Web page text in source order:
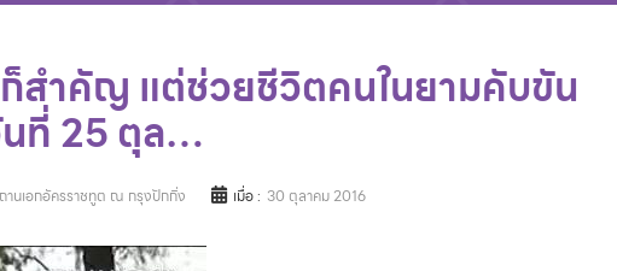
สำคัญ แต่ช่วยชีวิตคนในยามคับขัน
ที่ 25 ตุล…
านเอกอัครราชทูต ณ กรุงปักกิ่ง เมื่อ : 30 ตุลาคม 2016